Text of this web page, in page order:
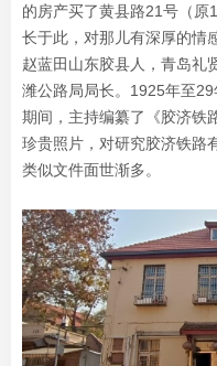
的房产买了黄县路21号（
长于此，对那儿有深厚的情感
赵蓝田山东胶县人，青岛礼
潍公路局局长。1925年至
期间，主持编纂了《胶济铁
珍贵照片，对研究胶济铁路
类似文件面世渐多。